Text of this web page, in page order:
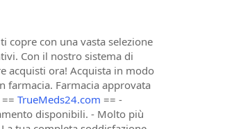
copre con una vasta selezione
Con il nostro sistema di
acquisti ora! Acquista in modo
farmacia. Farmacia approvata
TrueMeds24.com == -
disponibili. - Molto più